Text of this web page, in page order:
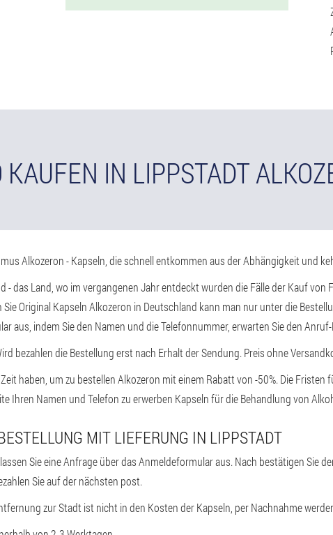
KAUFEN IN LIPPSTADT
Alkozeron - Kapseln, die schnell entkommen aus der Abhängigkeit und
- das Land, wo im vergangenen Jahr entdeckt wurden die Fälle der Kauf
Original Kapseln Alkozeron in Deutschland kann man nur unter die
aus, indem Sie den Namen und die Telefonnummer, erwarten Sie den
bezahlen die Bestellung erst nach Erhalt der Sendung. Preis ohne
haben, um zu bestellen Alkozeron mit einem Rabatt von -50%. Die
Ihren Namen und Telefon zu erwerben Kapseln für die Behandlung von
MIT LIEFERUNG IN LIPPSTADT
Sie eine Anfrage über das Anmeldeformular aus. Nach bestätigen Sie
Sie auf der nächsten post.
zur Stadt ist nicht in den Kosten der Kapseln, per Nachnahme